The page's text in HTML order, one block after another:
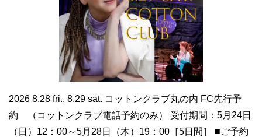
2026 8.28 fri., 8.29 sat. コットンクラブ丸の内 FC先行予
約 （コットンクラブ電話予約のみ） 受付期間：5月24日
（日）12：00～5月28日（木）19：00［5日間］ ■ご予約